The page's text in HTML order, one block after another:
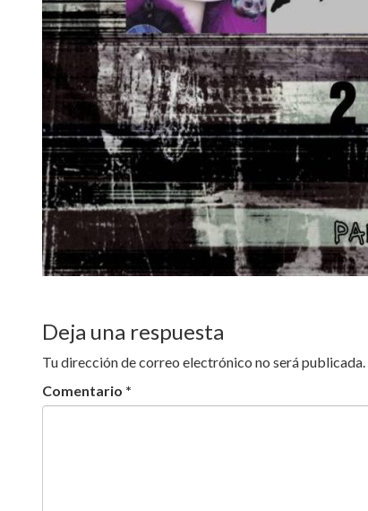
Deja una respuesta
Tu dirección de correo electrónico no será publicada.
Comentario *